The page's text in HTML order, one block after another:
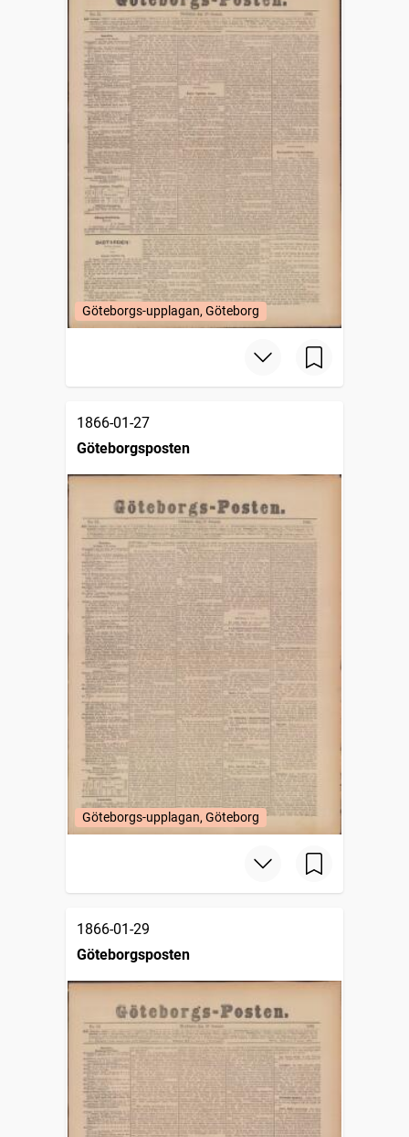
Göteborgs-upplagan, Göteborg
1866-01-27
Göteborgsposten
Göteborgs-upplagan, Göteborg
1866-01-29
Göteborgsposten